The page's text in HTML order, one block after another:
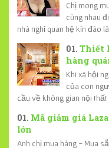
Chị mong
cùng nhau
nhà nghỉ quan hệ kín đáo
Thiết
hàng
Khi xã hội
của con
cầu về không gian nội thất
Mã giảm giá
lớn
Anh chị mua hàng - Mua